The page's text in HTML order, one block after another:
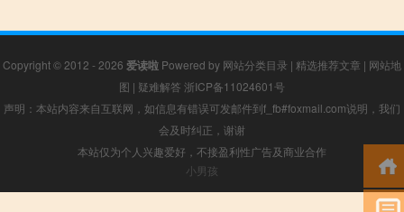
Copyright © 2012 - 2026 爱读啦 Powered by 网站分类目录 | 精选推荐文章 | 网站地
图 | 疑难解答 浙ICP备11024601号
声明：本站内容来自互联网，如信息有错误可发邮件到f_fb#foxmail.com说明，我们
会及时纠正，谢谢
本站仅为个人兴趣爱好，不接盈利性广告及商业合作
小男孩